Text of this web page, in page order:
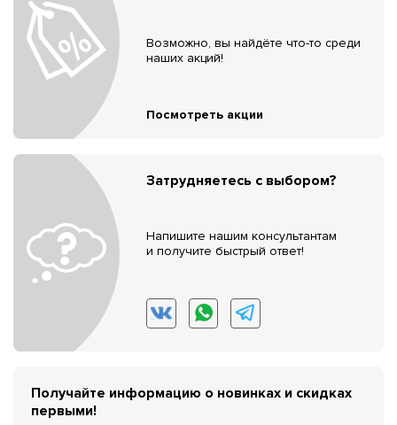
Возможно, вы найдёте что-то среди
наших акций!
Посмотреть акции
Затрудняетесь с выбором?
Напишите нашим консультантам
и получите быстрый ответ!
Получайте информацию о новинках и скидках
первыми!